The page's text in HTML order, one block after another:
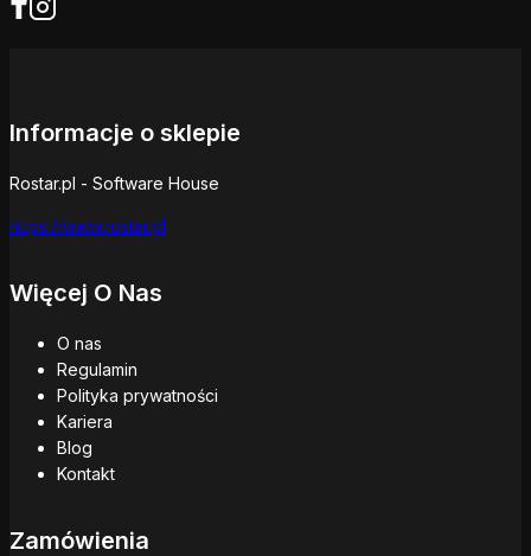
Informacje o sklepie
Rostar.pl - Software House
https://www.rostar.pl
Więcej O Nas
O nas
Regulamin
Polityka prywatności
Kariera
Blog
Kontakt
Zamówienia